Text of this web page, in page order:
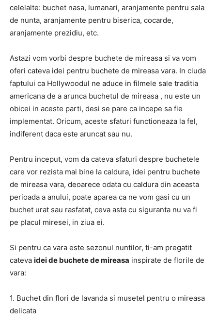
celelalte: buchet nasa, lumanari, aranjamente pentru sala
de nunta, aranjamente pentru biserica, cocarde,
aranjamente prezidiu, etc.
Astazi vom vorbi despre buchete de mireasa si va vom
oferi cateva idei pentru buchete de mireasa vara. In ciuda
faptului ca Hollywoodul ne aduce in filmele sale traditia
americana de a arunca buchetul de mireasa , nu este un
obicei in aceste parti, desi se pare ca incepe sa fie
implementat. Oricum, aceste sfaturi functioneaza la fel,
indiferent daca este aruncat sau nu.
Pentru inceput, vom da cateva sfaturi despre buchetele
care vor rezista mai bine la caldura, idei pentru buchete
de mireasa vara, deoarece odata cu caldura din aceasta
perioada a anului, poate aparea ca ne vom gasi cu un
buchet urat sau rasfatat, ceva asta cu siguranta nu va fi
pe placul miresei, in ziua ei.
Si pentru ca vara este sezonul nuntilor, ti-am pregatit
cateva idei de buchete de mireasa inspirate de florile de
vara:
1. Buchet din flori de lavanda si musetel pentru o mireasa
delicata